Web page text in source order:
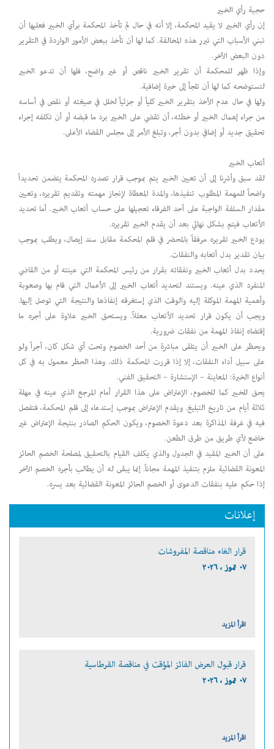
حجية رأي الخبير
إن رأي الخبير لا يقيد المحكمة، إلا أنه في حال لم تأخذ المحكمة برأي الخبير فعليها أن
تبني الأسباب التي تبرر هذه المخالفة. كما لها أن تأخذ ببعض الأمور الواردة في التقرير
دون البعض الآخر.
وإذا ظهر للمحكمة أن تقرير الخبير ناقص أو غير واضح، فلها أن تدعو الخبير
لتستوضحه كما لها أن تلجأ إلى خبرة إضافية.
ولها في حال عدم الأخذ بتقرير الخبير كلياً أو جزئياً لخلل في صيغته أو نقص في أساسه
من جراء إهمال الخبير أو خطئه، أن تقضي على الخبير برد ما قبضه أو أن تكلفه إجراء
تحقيق جديد أو إضافي بدون أجر، وتبلغ الأمر إلى مجلس القضاء الأعلى.
أتعاب الخبير
لقد سبق وأشرنا إلى أن تعيين الخبير يتم بموجب قرار تصدره المحكمة يتضمن تحديداً
واضحاً للمهمة المطلوب تنفيذها، والمدة المعطاة لإنجاز مهمته وتقديم تقريره، وتعيين
مقدار السلفة الواجبة على أحد الفرقاء تعجيلها على حساب أتعاب الخبير. أما تحديد
الأتعاب فيتم بشكل نهائي بعد أن يقدم الخبير تقريره.
يودع الخبير تقريره مرفقاً بالمحضر في قلم المحكمة مقابل سند إيصال، ويطلب بموجب
بيان تقدير بدل أتعابه والنفقات.
يحدد بدل أتعاب الخبير ونفقاته بقرار من رئيس المحكمة التي عينته أو من القاضي
المنفرد الذي عينه. ويستند لتحديد أتعاب الخبير إلى الأعمال التي قام بها وصعوبة
وأهمية المهمة الموكلة إليه والوقت الذي إستغرقه إنفاذها والنتيجة التي توصل إليها.
ويجب أن يكون قرار تحديد الأتعاب معللاً. ويستحق الخبير علاوة على أجره ما
إقتضاه إنفاذ المهمة من نفقات ضرورية.
ويحظر على الخبير أن يتلقى مباشرة من أحد الخصوم وتحت أي شكل كان، أجراً ولو
على سبيل أداء النفقات، إلا إذا قررت المحكمة ذلك. وهذا الحظر معمول به في كل
أنواع الخبرة: المعاينة – الإستشارة – التحقيق الفني.
يحق للخبير كما للخصوم، الإعتراض على هذا القرار أمام المرجع الذي عينه في مهلة
ثلاثة أيام من تاريخ التبليغ. ويقدم الإعتراض بموجب إستدعاء إلى قلم المحكمة، فتفصل
فيه في غرفة المذاكرة بعد دعوة الخصوم، ويكون الحكم الصادر بنتيجة الإعتراض غير
خاضع لأي طريق من طرق الطعن.
على أن الخبير المقيد في الجدول والذي يكلف القيام بالتحقيق لمصلحة الخصم الحائز
المعونة القضائية ملزم بتنفيذ المهمة مجاناً. إنما يبقى له أن يطالب بأجره الخصم الآخر
إذا حكم عليه بنفقات الدعوى أو الخصم الحائز المعونة القضائية بعد يسره.
إعلانات
قرار الغاء مناقصة المفروشات
٠٧ تموز ، ٢٠٢٦
اقرأ المزيد
قرار قبول العرض الفائز المؤقت في مناقصة القرطاسية
٠٧ تموز ، ٢٠٢٦
اقرأ المزيد